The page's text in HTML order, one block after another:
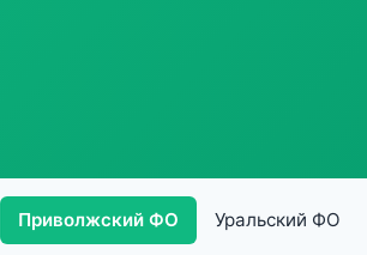
Приволжский ФО Уральский ФО